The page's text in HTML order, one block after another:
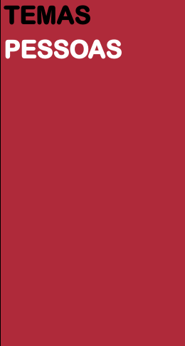
TEMAS
PESSOAS